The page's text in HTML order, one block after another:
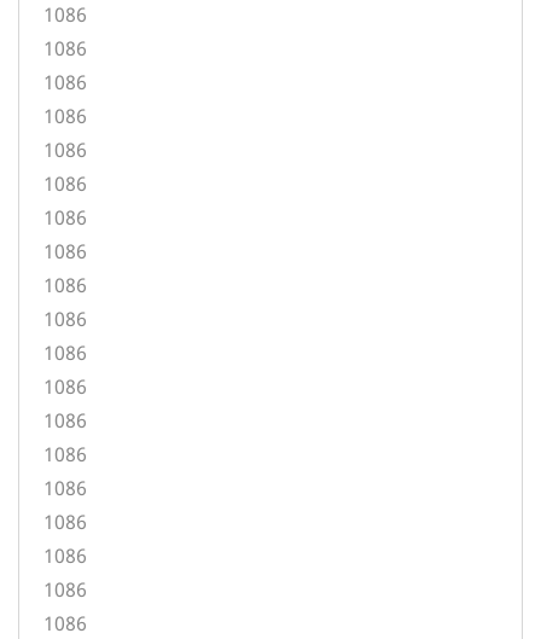
1086
1086
1086
1086
1086
1086
1086
1086
1086
1086
1086
1086
1086
1086
1086
1086
1086
1086
1086